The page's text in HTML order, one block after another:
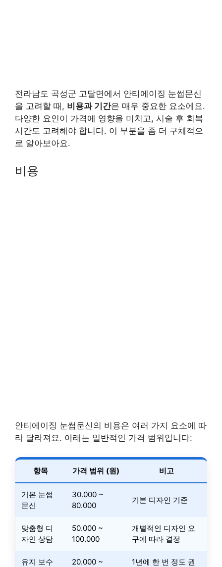
전라남도 곡성군 고달면에서 안티에이징 눈썹문신
을 고려할 때, 비용과 기간은 매우 중요한 요소에요.
다양한 요인이 가격에 영향을 미치고, 시술 후 회복
시간도 고려해야 합니다. 이 부분을 좀 더 구체적으
로 알아보아요.
비용
안티에이징 눈썹문신의 비용은 여러 가지 요소에 따
라 달라져요. 아래는 일반적인 가격 범위입니다:
항목 가격 범위 (원) 비고
기본 눈썹
문신
30.000 ~
80.000
기본 디자인 기준
맞춤형 디
자인 상담
50.000 ~
100.000
개별적인 디자인 요
구에 따라 결정
유지 보수
20.000 ~
1년에 한 번 정도 권